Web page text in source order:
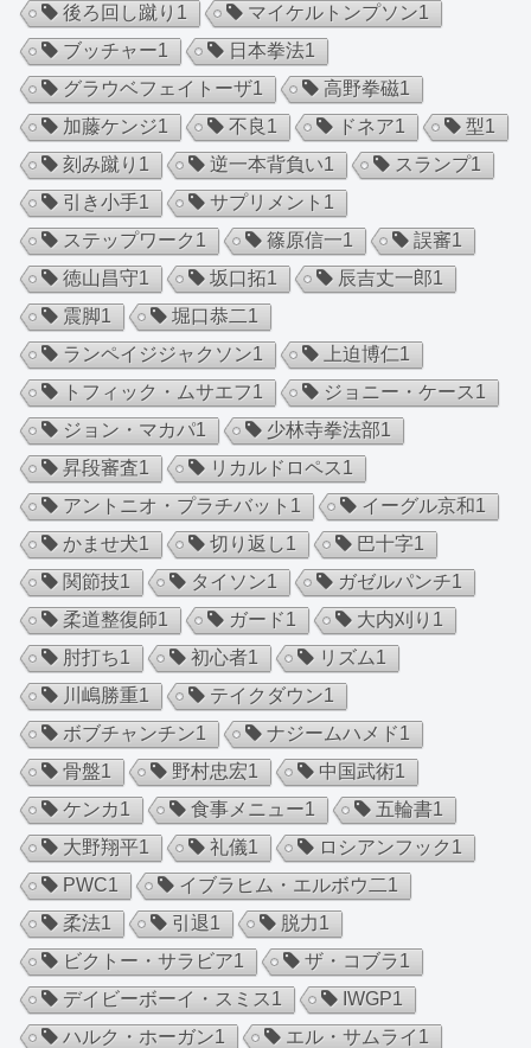
後ろ回し蹴り 1 マイケルトンプソン1
ブッチャー1 日本拳法1
グラウベフェイトーザ1 高野拳磁1
加藤ケンジ1 不良 1 ドネア1 型1
刻み蹴り 1 逆一本背負い1 スランプ1
引き小手1 サプリメント 1
ステップワーク1 篠原信一1 誤審1
徳山昌守1 坂口拓1 辰吉丈一郎1
震脚1 堀口恭二1
ランペイジジャクソン1 上迫博仁1
トフィック・ムサエフ1 ジョニー・ケース1
ジョン・マカパ1 少林寺拳法部1
昇段審査1 リカルドロペス1
アントニオ・プラチバット 1 イーグル京和1
かませ犬1 切り返し1 巴十字1
関節技1 タイソン1 ガゼルパンチ1
柔道整復師1 ガード1 大内刈り 1
肘打ち1 初心者1 リズム1
川嶋勝重1 テイクダウン1
ボブチャンチン1 ナジームハメド1
骨盤1 野村忠宏1 中国武術1
ケンカ1 食事メニュー1 五輪書1
大野翔平1 礼儀1 ロシアンフック1
PWC1 イブラヒム・エルボウ二1
柔法1 引退1 脱力1
ビクトー・サラビア1 ザ・コブラ1
デイビーボーイ・スミス1 IWGP1
ハルク・ホーガン1 エル・サムライ 1